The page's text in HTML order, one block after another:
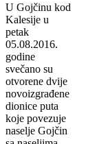
U Gojčinu kod
Kalesije u
petak
05.08.2016.
godine
svečano su
otvorene dvije
novoizgrađene
dionice puta
koje povezuje
naselje Gojčin